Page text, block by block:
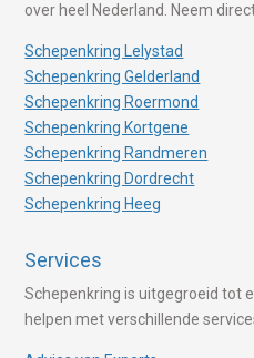
over heel Nederland. Neem
Schepenkring Lelystad
Schepenkring Gelderland
Schepenkring Roermond
Schepenkring Kortgene
Schepenkring Randmeren
Schepenkring Dordrecht
Schepenkring Heeg
Services
Schepenkring is uitgegroeid tot
helpen met verschillende